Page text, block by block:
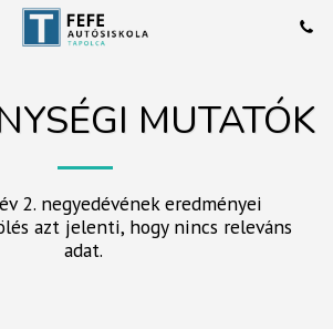
MUTATÓK
2. negyedévének eredményei
azt jelenti, hogy nincs releváns
adat.